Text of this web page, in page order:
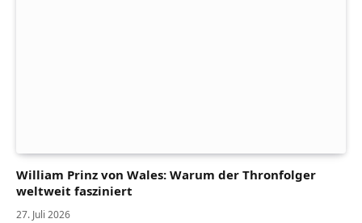
William Prinz von Wales: Warum der Thronfolger
weltweit fasziniert
27. Juli 2026